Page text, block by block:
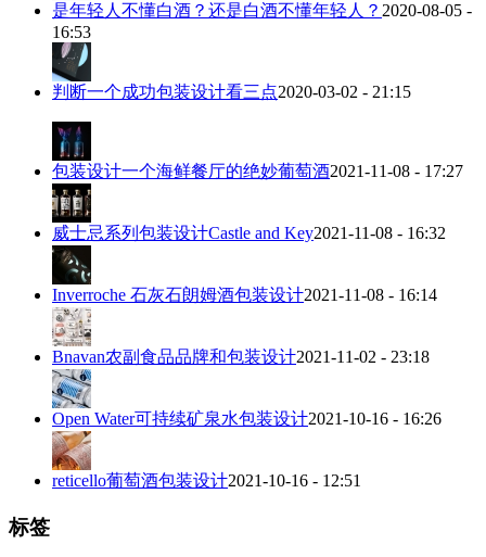
是年轻人不懂白酒？还是白酒不懂年轻人？ 2020-08-05 -
16:53
判断一个成功包装设计看三点2020-03-02 - 21:15
包装设计一个海鲜餐厅的绝妙葡萄酒2021-11-08 - 17:27
威士忌系列包装设计Castle and Key2021-11-08 - 16:32
Inverroche 石灰石朗姆酒包装设计2021-11-08 - 16:14
Bnavan农副食品品牌和包装设计2021-11-02 - 23:18
Open Water可持续矿泉水包装设计2021-10-16 - 16:26
reticello葡萄酒包装设计2021-10-16 - 12:51
标签